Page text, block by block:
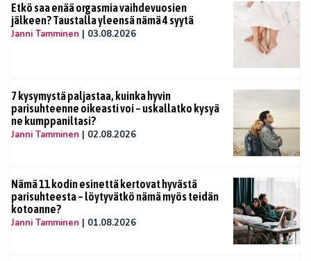
Etkö saa enää orgasmia vaihdevuosien
jälkeen? Taustalla yleensä nämä 4 syytä
Janni Tamminen | 03.08.2026
7 kysymystä paljastaa, kuinka hyvin
parisuhteenne oikeasti voi – uskallatko kysyä
ne kumppaniltasi?
Janni Tamminen | 02.08.2026
Nämä 11 kodin esinettä kertovat hyvästä
parisuhteesta – löytyvätkö nämä myös teidän
kotoanne?
Janni Tamminen | 01.08.2026